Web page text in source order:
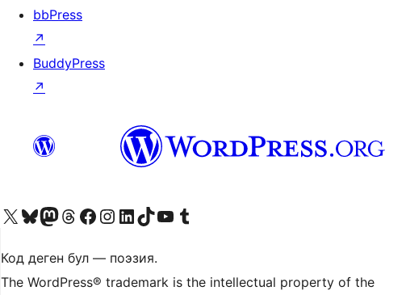
bbPress
↗
BuddyPress
↗
Visit our X (formerly Twitter) account
Visit our Bluesky account
Биздин Mastodon түрмөгүбүзгө баш багыңыз
Visit our Threads account
Биздин Facebook баракчабызга кириңиз
Биздин Instagram баракчабызга баш багыңыз
Биздин LinkedIn баракчабызга баш багыңыз
Visit our TikTok account
Visit our YouTube channel
Visit our Tumblr account
Код деген бул — поэзия.
The WordPress® trademark is the intellectual property of the